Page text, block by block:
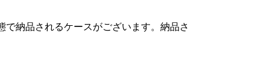
納品されるケースがございます。納品さ